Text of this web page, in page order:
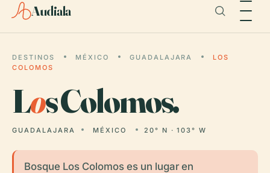
Audiala
DESTINOS MÉXICO GUADALAJARA
LOS
COLOMOS
Los Colomos.
GUADALAJARA MÉXICO 20° N · 103° W
Bosque Los Colomos es un lugar en